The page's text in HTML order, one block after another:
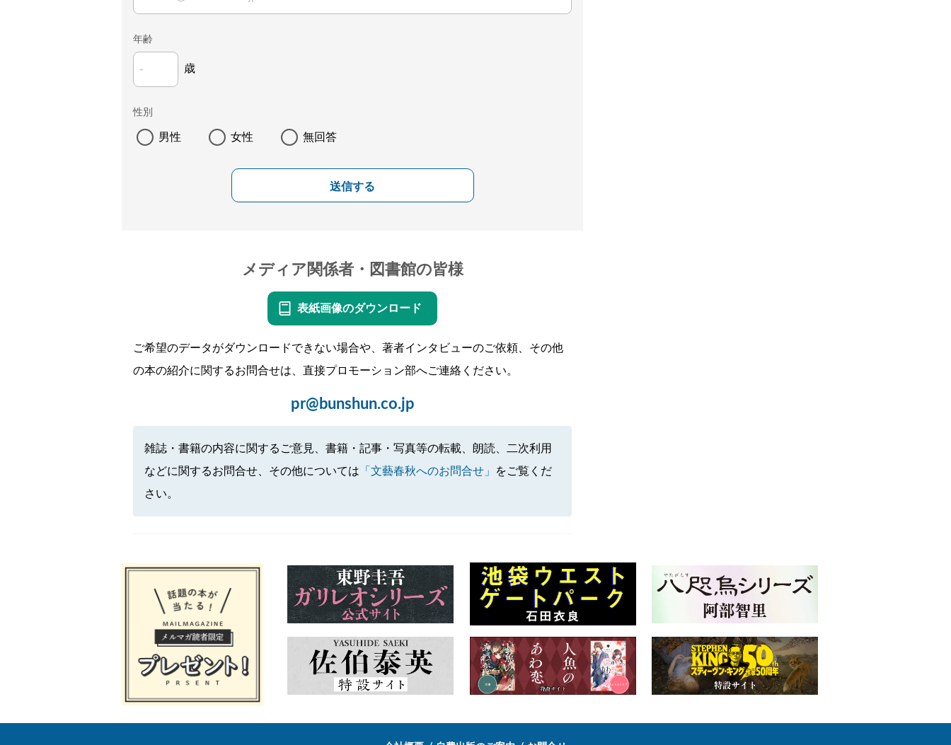
年齢
歳
性別
男性 女性 無回答
送信する
メディア関係者・図書館の皆様
表紙画像のダウンロード
ご希望のデータがダウンロードできない場合や、著者インタビューのご依頼、その他
の本の紹介に関するお問合せは、直接プロモーション部へご連絡ください。
pr@bunshun.co.jp
雑誌・書籍の内容に関するご意見、書籍・記事・写真等の転載、朗読、二次利用
などに関するお問合せ、その他については 「文藝春秋へのお問合せ」
をご覧くだ
さい。